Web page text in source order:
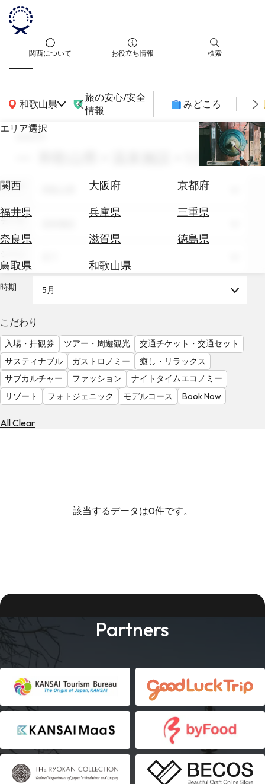
関西について お役立ち情報 検索
和歌山県
関西広域MAP
旅の安心/安全
情報
みどころ
エリア選択
関西 大阪府
京都府
福井県
兵庫県
三重県
奈良県
滋賀県
徳島県
鳥取県
和歌山県
エ
券
テ
を
調
べ
る
天
気
を
見
る
search
和歌山県 × 温泉施設 × 5月
エリア
テーマ
時期 5月
こだわり
入場・拝観券 ツアー・周遊観光
交通チケット・交通セット
サスティナブル
ガストロノミー
癒し・リラックス
サブカルチャー
ファッション
ナイトタイムエコノミー
リゾート
フォトジェニック モデルコース Book Now
All Clear
該当するデータは0件です。
Partners